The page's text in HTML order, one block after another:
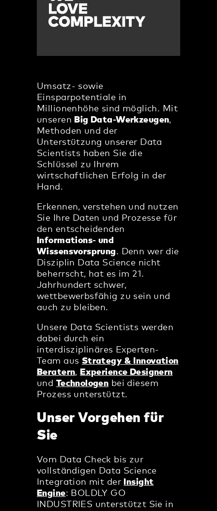
Umsatz- sowie
Einsparpotentiale in
Millionenhöhe sind möglich. Mit
unseren Big Data-Werkzeugen,
Methoden und der
Unterstützung unserer Data
Scientists haben Sie die
Schlüssel zu Ihrem
wirtschaftlichen Erfolg in der
Hand.
Erkennen, verstehen und nutzen
Sie Ihre Daten und Prozesse für
den entscheidenden
Informations- und
Wissensvorsprung. Denn wer die
Disziplin Data Science nicht
beherrscht, hat es im 21.
Jahrhundert schwer,
wettbewerbsfähig zu sein und
auch zu bleiben.
Unsere Data Scientists werden
dabei durch ein
interdisziplinäres Experten-
Team aus Strategy & Innovation
Beratern, Experience Designern
und Technologen bei diesem
Prozess unterstützt.
Unser Vorgehen für
Sie
Vom Data Check bis zur
vollständigen Data Science
Integration mit der
Insight
Engine: BOLDLY GO
INDUSTRIES unterstützt Sie in